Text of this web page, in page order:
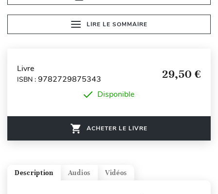
LIRE LE SOMMAIRE
Livre
ISBN : 9782729875343 29,50 €
Disponible
ACHETER LE LIVRE
Vidéos
Audios
Description